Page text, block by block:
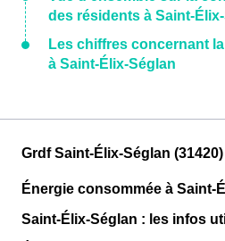
des résidents à Saint-
Les chiffres concernant
à Saint-Élix-Séglan
Grdf Saint-Élix-Séglan (31420)
Énergie consommée à Saint-
Saint-Élix-Séglan : les infos